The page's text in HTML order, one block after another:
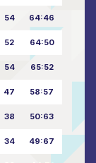
54 64:46
52 64:50
54 65:52
47 58:57
38 50:63
34 49:67